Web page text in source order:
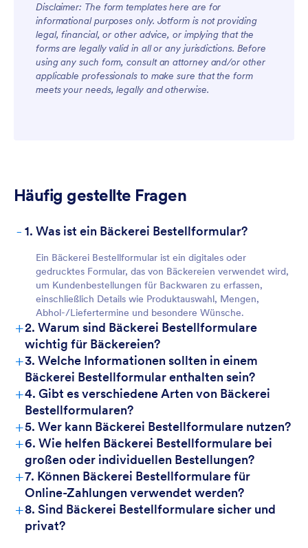
Disclaimer: The form templates here are for
informational purposes only. Jotform is not providing
legal, financial, or other advice, or implying that the
forms are legally valid in all or any jurisdictions. Before
using any such form, consult an attorney and/or other
applicable professionals to make sure that the form
meets your needs, legally and otherwise.
Häufig gestellte Fragen
- 1. Was ist ein Bäckerei Bestellformular?
Ein Bäckerei Bestellformular ist ein digitales oder
gedrucktes Formular, das von Bäckereien verwendet wird,
um Kundenbestellungen für Backwaren zu erfassen,
einschließlich Details wie Produktauswahl, Mengen,
Abhol-/Liefertermine und besondere Wünsche.
+2. Warum sind Bäckerei Bestellformulare
wichtig für Bäckereien?
+3. Welche Informationen sollten in einem
Bäckerei Bestellformular enthalten sein?
+4. Gibt es verschiedene Arten von Bäckerei
Bestellformularen?
+5. Wer kann Bäckerei Bestellformulare nutzen?
+6. Wie helfen Bäckerei Bestellformulare bei
großen oder individuellen Bestellungen?
+7. Können Bäckerei Bestellformulare für
Online-Zahlungen verwendet werden?
+8. Sind Bäckerei Bestellformulare sicher und
privat?